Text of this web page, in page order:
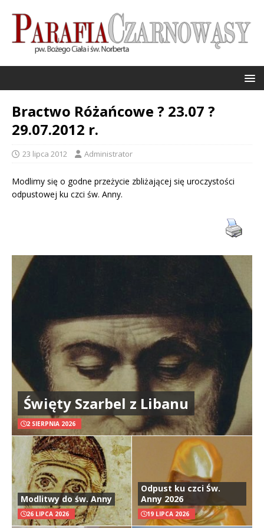
Bractwo Różańcowe ? 23.07 ?
29.07.2012 r.
23 lipca 2012 Administrator
Modlimy się o godne przeżycie zbliżającej się uroczystości
odpustowej ku czci św. Anny.
Święty Szarbel z Libanu
2 SIERPNIA 2026
Modlitwy do św. Anny
26 LIPCA 2026
Odpust ku czci Św.
Anny 2026
19 LIPCA 2026